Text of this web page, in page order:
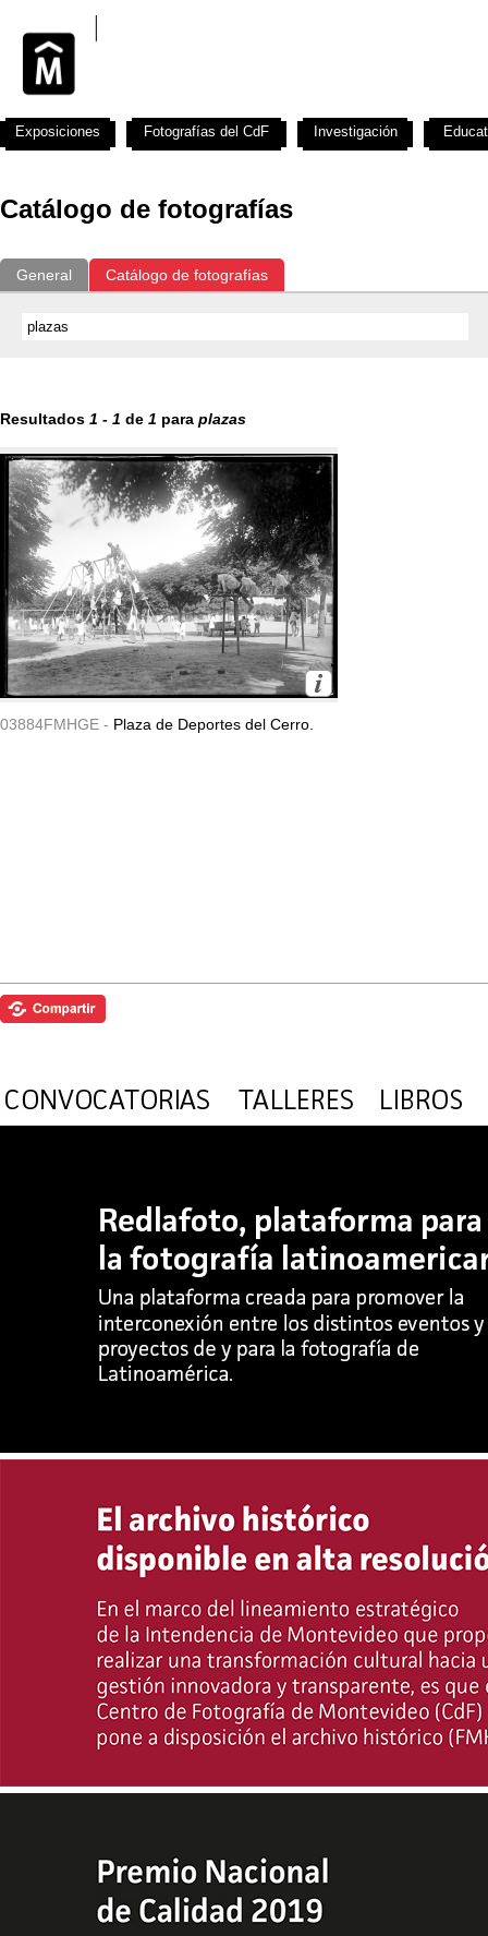
Catálogo de fotografías
General Catálogo de fotografías
Resultados 1 - 1 de 1 para plazas
03884FMHGE - Plaza de Deportes del Cerro.
Exposiciones Fotografías del CdF Investigación